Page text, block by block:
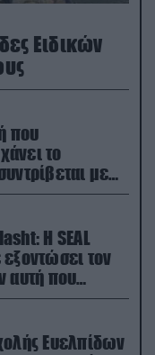
Ειδικών
που
το
με
(βίντεο)
Η SEAL
τον
αυτή που
του F-15
Ευελπίδων